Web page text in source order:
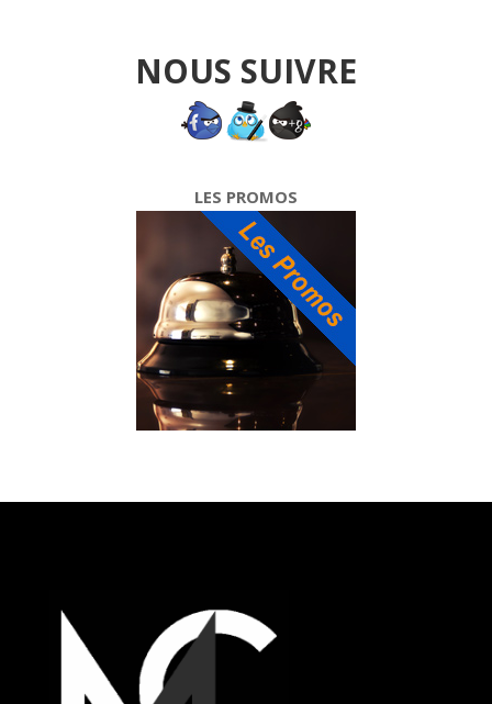
NOUS SUIVRE
LES PROMOS